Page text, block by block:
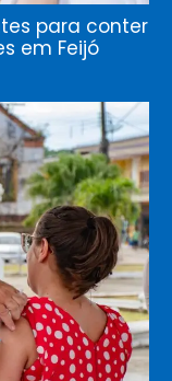
para conter
em Feijó